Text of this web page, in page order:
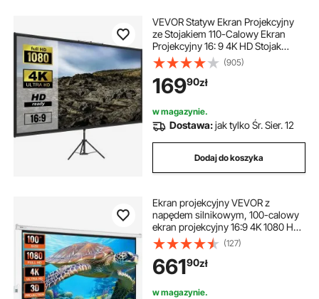
VEVOR Statyw Ekran Projekcyjny
ze Stojakiem 110-Calowy Ekran
Projekcyjny 16: 9 4K HD Stojak
Przenośny Ekran Bez Zmarszczek z
Regulacją Wysokości do Projektora
Wewnątrz I Na Zewnątrz do
Filmów.
(905)
16990zł
w magazynie.
Dostawa:jak tylko Śr. Sier. 12
Dodaj do koszyka
Ekran projekcyjny VEVOR z
napędem silnikowym, 100-calowy
ekran projekcyjny 16:9 4K 1080 HD,
automatyczny ekran projekcyjny z
pilotem, montowany na ścianie
ekran filmowy do kina domowego i
domowego
(127)
66190zł
w magazynie.